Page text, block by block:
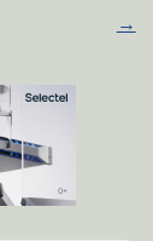
→